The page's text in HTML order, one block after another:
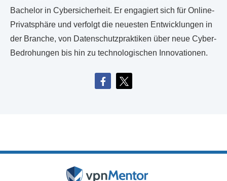
Bachelor in Cybersicherheit. Er engagiert sich für Online-
Privatsphäre und verfolgt die neuesten Entwicklungen in
der Branche, von Datenschutzpraktiken über neue Cyber-
Bedrohungen bis hin zu technologischen Innovationen.